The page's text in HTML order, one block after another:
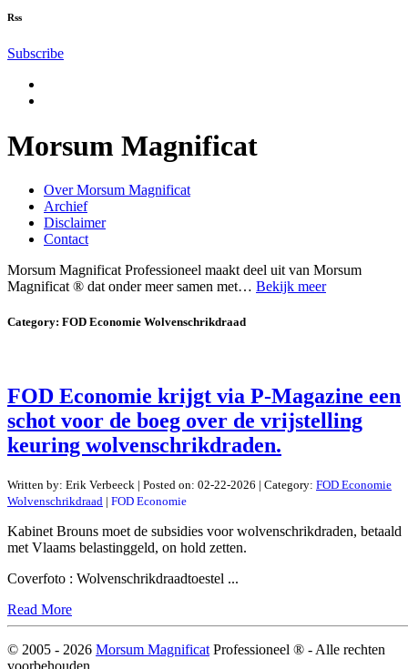
Rss
Subscribe
Morsum Magnificat
Over Morsum Magnificat
Archief
Disclaimer
Contact
Morsum Magnificat Professioneel maakt deel uit van Morsum
Magnificat ® dat onder meer samen met… Bekijk meer
Category: FOD Economie Wolvenschrikdraad
FOD Economie krijgt via P-Magazine een
schot voor de boeg over de vrijstelling
keuring wolvenschrikdraden.
Written by: Erik Verbeeck | Posted on: 02-22-2026 | Category: FOD Economie
Wolvenschrikdraad | FOD Economie
Kabinet Brouns moet de subsidies voor wolvenschrikdraden, betaald
met Vlaams belastinggeld, on hold zetten.
Coverfoto : Wolvenschrikdraadtoestel ...
Read More
© 2005 - 2026 Morsum Magnificat Professioneel ® - Alle rechten